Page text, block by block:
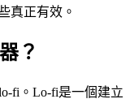
真正有效。
？
fi。Lo-fi是一個建立